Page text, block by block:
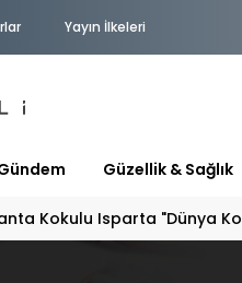
Yayın İlkeleri
Güzellik & Sağlık
Kokulu Isparta "Dünya